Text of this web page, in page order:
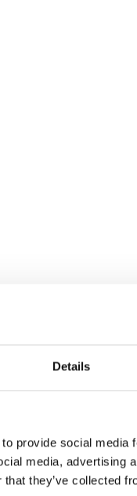
Details
provide social
media, advertising
they’ve collected